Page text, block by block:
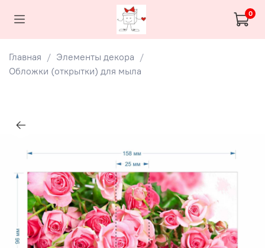
0
Главная
Элементы декора
Обложки (открытки) для мыла